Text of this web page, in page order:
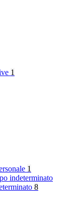
1
1
indeterminato
8